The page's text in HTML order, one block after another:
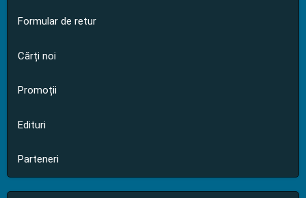
Formular de retur
Cărți noi
Promoții
Edituri
Parteneri